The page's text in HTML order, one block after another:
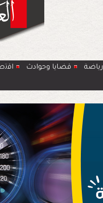
رياضة قضايا وحوادث